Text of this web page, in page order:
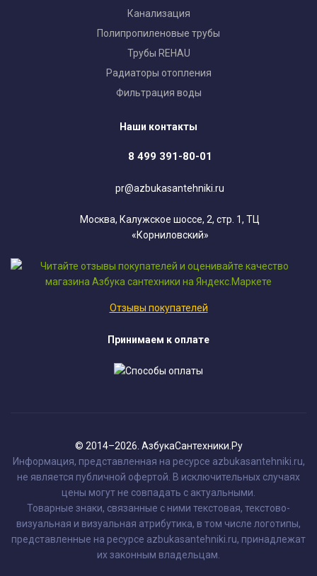
Канализация
Полипропиленовые трубы
Трубы REHAU
Радиаторы отопления
Фильтрация воды
Наши контакты
8 499 391-80-01
pr@azbukasantehniki.ru
Москва, Калужское шоссе, 2, стр. 1, ТЦ
«Корниловский»
Отзывы покупателей
Принимаем к оплате
© 2014–2026. АзбукаСантехники.Ру
Информация, представленная на ресурсе azbukasantehniki.ru,
не является публичной офертой. В исключительных случаях
цены могут не совпадать с актуальными.
Товарные знаки, связанные с ними текстовая, текстово-
визуальная и визуальная атрибутика, в том числе логотипы,
представленные на ресурсе azbukasantehniki.ru, принадлежат
их законным владельцам.